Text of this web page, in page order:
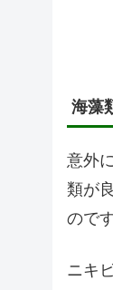
海藻
意外
類が
ので
ニキ